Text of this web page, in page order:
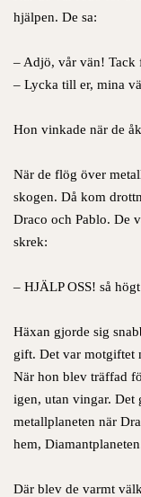
hjälpen. De sa:
– Adjö, vår vän!
– Lycka till er, mina
Hon vinkade när de
När de flög över
skogen. Då kom
Draco och Pablo. De
skrek:
– HJÄLP OSS! så
Häxan gjorde sig
gift. Det var motgiftet
När hon blev träffad
igen, utan vingar. Det
metallplaneten när
hem,
Där blev de varmt